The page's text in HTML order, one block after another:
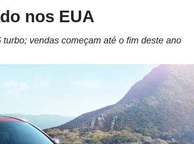
nos EUA
vendas começam até o fim deste ano